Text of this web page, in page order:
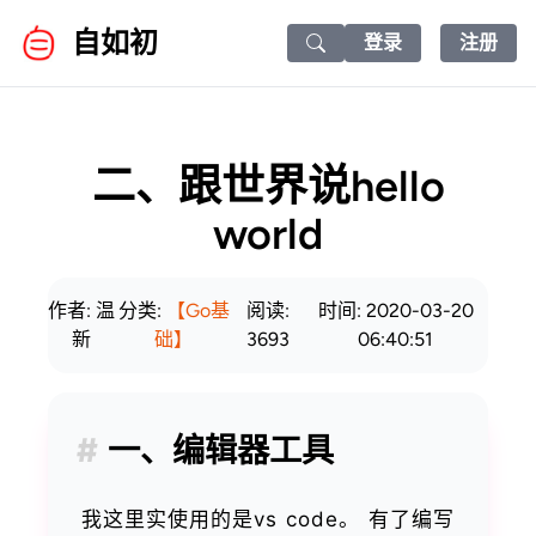
自如初
Search icon
登录 注册
二、跟世界说hello
world
作者: 温
新
分类:
【Go基
础】
阅读:
3693
时间: 2020-03-20
06:40:51
一、编辑器工具
我这里实使用的是vs code。 有了编写